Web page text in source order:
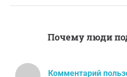
Почему люди
Комментарий